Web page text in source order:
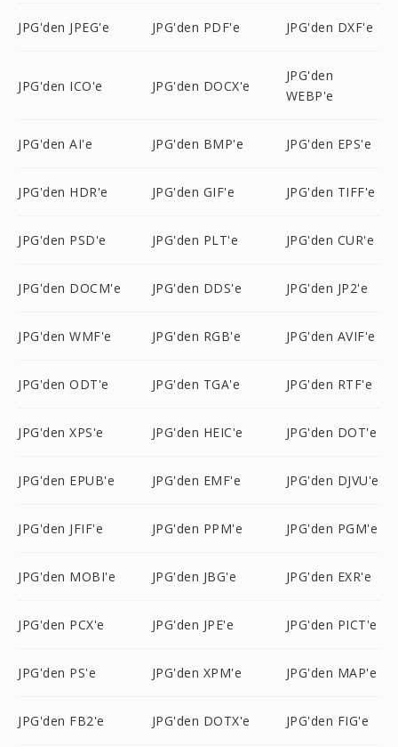
JPG'den JPEG'e JPG'den PDF'e JPG'den DXF'e
JPG'den ICO'e JPG'den DOCX'e
JPG'den
WEBP'e
JPG'den AI'e JPG'den BMP'e JPG'den EPS'e
JPG'den HDR'e JPG'den GIF'e JPG'den TIFF'e
JPG'den PSD'e JPG'den PLT'e JPG'den CUR'e
JPG'den DOCM'e JPG'den DDS'e JPG'den JP2'e
JPG'den WMF'e JPG'den RGB'e JPG'den AVIF'e
JPG'den ODT'e JPG'den TGA'e JPG'den RTF'e
JPG'den XPS'e JPG'den HEIC'e JPG'den DOT'e
JPG'den EPUB'e JPG'den EMF'e JPG'den DJVU'e
JPG'den JFIF'e JPG'den PPM'e JPG'den PGM'e
JPG'den MOBI'e JPG'den JBG'e JPG'den EXR'e
JPG'den PCX'e JPG'den JPE'e JPG'den PICT'e
JPG'den PS'e JPG'den XPM'e JPG'den MAP'e
JPG'den FB2'e JPG'den DOTX'e JPG'den FIG'e